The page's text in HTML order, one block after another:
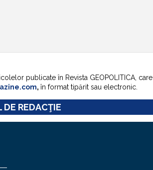
publicate în Revista GEOPOLITICA, care
, în format tipărit sau electronic.
DE REDACŢIE